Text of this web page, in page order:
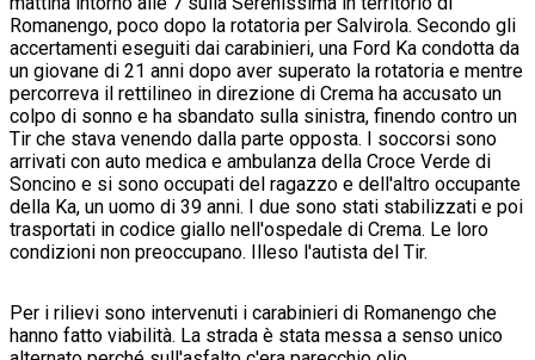
Romanengo, poco dopo la rotatoria per Salvirola. Secondo gli
accertamenti eseguiti dai carabinieri, una Ford Ka condotta da
un giovane di 21 anni dopo aver superato la rotatoria e mentre
percorreva il rettilineo in direzione di Crema ha accusato un
colpo di sonno e ha sbandato sulla sinistra, finendo contro un
Tir che stava venendo dalla parte opposta. I soccorsi sono
arrivati con auto medica e ambulanza della Croce Verde di
Soncino e si sono occupati del ragazzo e dell'altro occupante
della Ka, un uomo di 39 anni. I due sono stati stabilizzati e poi
trasportati in codice giallo nell'ospedale di Crema. Le loro
condizioni non preoccupano. Illeso l'autista del Tir.
Per i rilievi sono intervenuti i carabinieri di Romanengo che
hanno fatto viabilità. La strada è stata messa a senso unico